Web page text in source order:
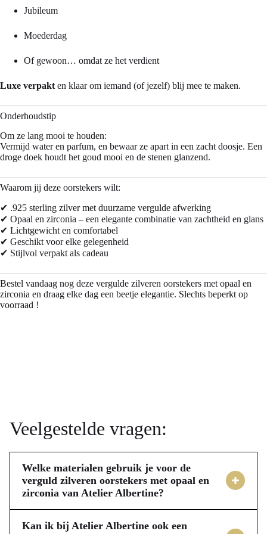
Jubileum
Moederdag
Of gewoon… omdat ze het verdient
Luxe verpakt en klaar om iemand (of jezelf) blij mee te maken.
Onderhoudstip
Om ze lang mooi te houden:
Vermijd water en parfum, en bewaar ze apart in een zacht doosje. Een
droge doek houdt het goud mooi en de stenen glanzend.
Waarom jij deze oorstekers wilt:
✔ .925 sterling zilver met duurzame vergulde afwerking
✔ Opaal en zirconia – een elegante combinatie van zachtheid en glans
✔ Lichtgewicht en comfortabel
✔ Geschikt voor elke gelegenheid
✔ Stijlvol verpakt als cadeau
Bestel vandaag nog deze vergulde zilveren oorstekers met opaal en
zirconia en draag elke dag een beetje elegantie. Slechts beperkt op
voorraad !
Veelgestelde vragen:
Welke materialen gebruik je voor de
verguld zilveren oorstekers met opaal en
zirconia van Atelier Albertine?
Jouw oorstekers van Atelier Albertine zijn vervaardigd uit
hoogwaardig 925 sterling zilver, met een duurzame 14k
Kan ik bij Atelier Albertine ook een